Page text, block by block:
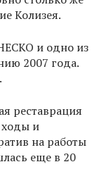
Колизея.
и одно из
2007 года.
реставрация
ходы и
на работы
еще в 20